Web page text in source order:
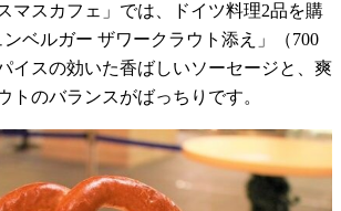
マスカフェ」では、ドイツ料理2品を購
ベルガー ザワークラウト添え」（700
イスの効いた香ばしいソーセージと、爽
トのバランスがばっちりです。